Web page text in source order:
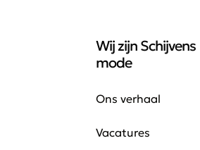
Wij zijn Schijvens
mode
Ons verhaal
Vacatures